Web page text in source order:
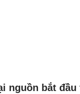
nguồn bắt